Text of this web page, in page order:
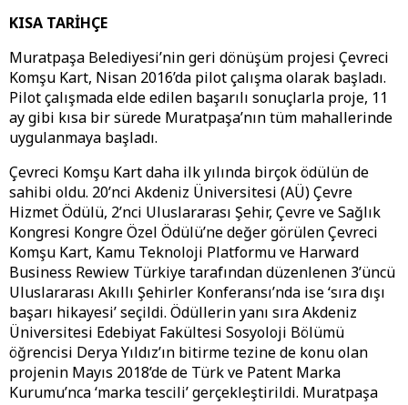
KISA TARİHÇE
Muratpaşa Belediyesi’nin geri dönüşüm projesi Çevreci
Komşu Kart, Nisan 2016’da pilot çalışma olarak başladı.
Pilot çalışmada elde edilen başarılı sonuçlarla proje, 11
ay gibi kısa bir sürede Muratpaşa’nın tüm mahallerinde
uygulanmaya başladı.
Çevreci Komşu Kart daha ilk yılında birçok ödülün de
sahibi oldu. 20’nci Akdeniz Üniversitesi (AÜ) Çevre
Hizmet Ödülü, 2’nci Uluslararası Şehir, Çevre ve Sağlık
Kongresi Kongre Özel Ödülü’ne değer görülen Çevreci
Komşu Kart, Kamu Teknoloji Platformu ve Harward
Business Rewiew Türkiye tarafından düzenlenen 3’üncü
Uluslararası Akıllı Şehirler Konferansı’nda ise ‘sıra dışı
başarı hikayesi’ seçildi. Ödüllerin yanı sıra Akdeniz
Üniversitesi Edebiyat Fakültesi Sosyoloji Bölümü
öğrencisi Derya Yıldız’ın bitirme tezine de konu olan
projenin Mayıs 2018’de de Türk ve Patent Marka
Kurumu’nca ‘marka tescili’ gerçekleştirildi. Muratpaşa